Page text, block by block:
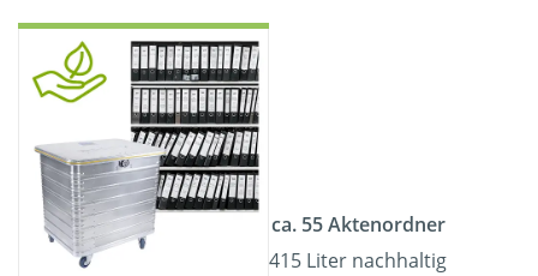
ca. 55 Aktenordner
415 Liter nachhaltig